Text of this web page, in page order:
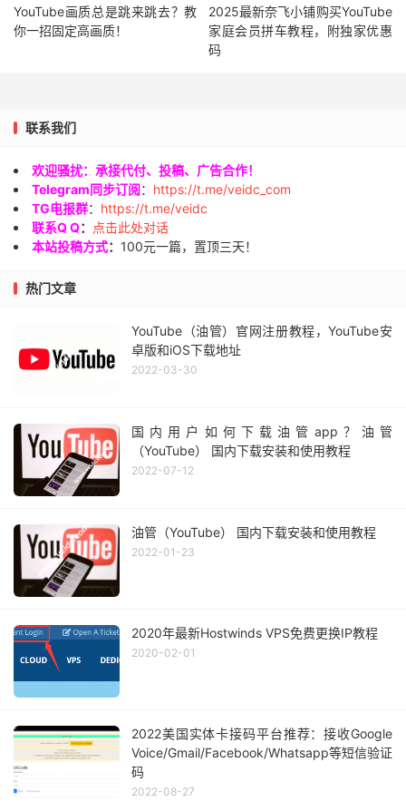
YouTube画质总是跳来跳去？教
你一招固定高画质！
2025最新奈飞小铺购买YouTube
家庭会员拼车教程，附独家优惠
码
联系我们
欢迎骚扰：承接代付、投稿、广告合作！
Telegram同步订阅： https://t.me/veidc_com
TG电报群： https://t.me/veidc
联系Q Q：
点击此处对话
本站投稿方式： 100元一篇，置顶三天！
热门文章
YouTube（油管）官网注册教程，YouTube安
卓版和iOS下载地址
2022-03-30
国内用户如何下载油管app？油管
（YouTube） 国内下载安装和使用教程
2022-07-12
油管（YouTube） 国内下载安装和使用教程
2022-01-23
2020年最新Hostwinds VPS免费更换IP教程
2020-02-01
2022美国实体卡接码平台推荐：接收Google
Voice/Gmail/Facebook/Whatsapp等短信验证
码
2022-08-27